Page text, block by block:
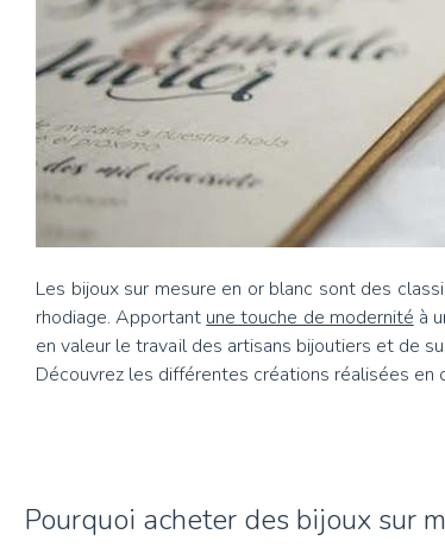
Les bijoux sur mesure en or blanc sont des
rhodiage. Apportant une touche de modernité à
en valeur le travail des artisans bijoutiers et de
Découvrez les différentes créations réalisées en
Pourquoi acheter des bijoux sur